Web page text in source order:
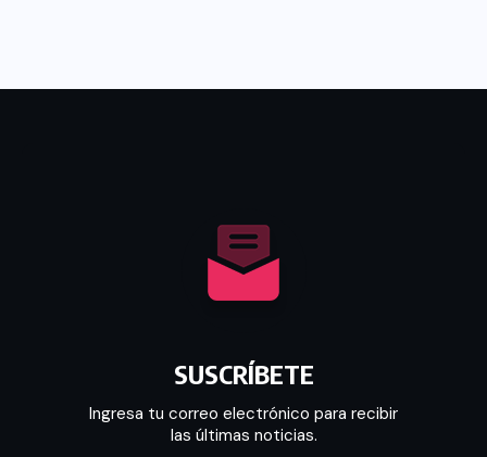
SUSCRÍBETE
Ingresa tu correo electrónico para recibir
las últimas noticias.